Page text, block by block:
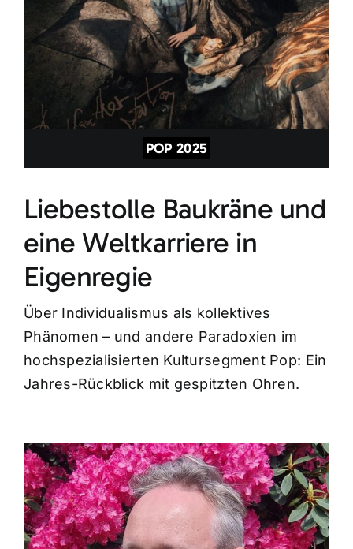
POP 2025
Liebestolle Baukräne und
eine Weltkarriere in
Eigenregie
Über Individualismus als kollektives
Phänomen – und andere Paradoxien im
hochspezialisierten Kultursegment Pop: Ein
Jahres-Rückblick mit gespitzten Ohren.